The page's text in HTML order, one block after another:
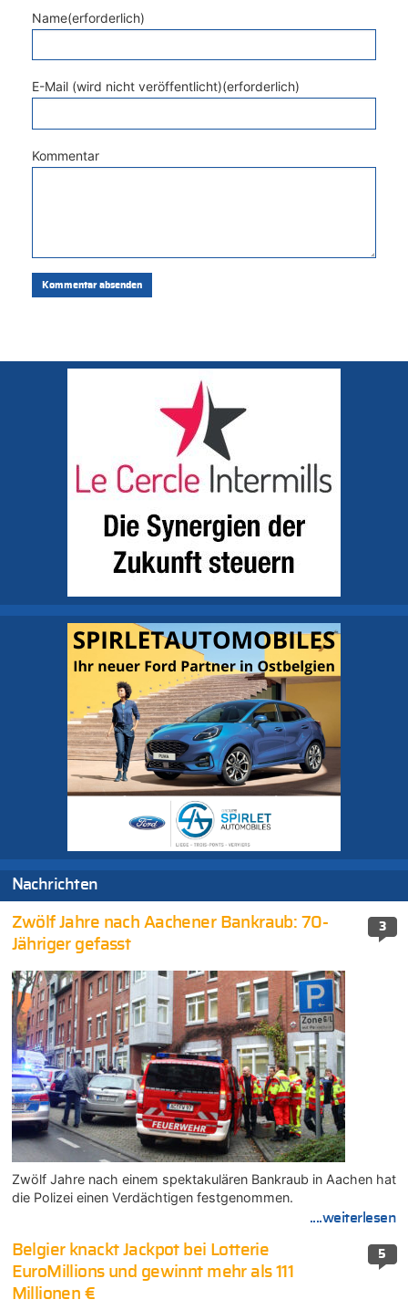
Name(erforderlich)
E-Mail (wird nicht veröffentlicht)(erforderlich)
Kommentar
Nachrichten
3
Zwölf Jahre nach Aachener Bankraub: 70-
Jähriger gefasst
Zwölf Jahre nach einem spektakulären Bankraub in Aachen hat
die Polizei einen Verdächtigen festgenommen.
....weiterlesen
5
Belgier knackt Jackpot bei Lotterie
EuroMillions und gewinnt mehr als 111
Millionen €